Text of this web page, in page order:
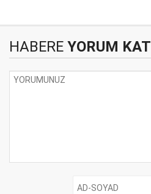
HABERE YORUM KAT